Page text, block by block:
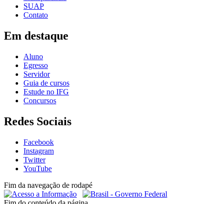
SUAP
Contato
Em destaque
Aluno
Egresso
Servidor
Guia de cursos
Estude no IFG
Concursos
Redes Sociais
Facebook
Instagram
Twitter
YouTube
Fim da navegação de rodapé